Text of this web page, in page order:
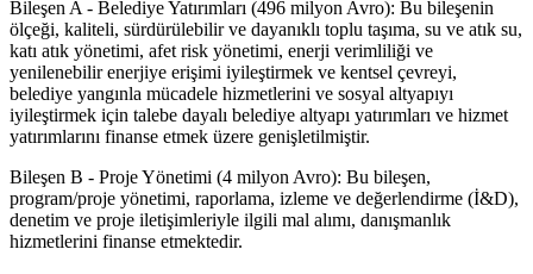
Bileşen A - Belediye Yatırımları (496 milyon Avro): Bu bileşenin
ölçeği, kaliteli, sürdürülebilir ve dayanıklı toplu taşıma, su ve atık su,
katı atık yönetimi, afet risk yönetimi, enerji verimliliği ve
yenilenebilir enerjiye erişimi iyileştirmek ve kentsel çevreyi,
belediye yangınla mücadele hizmetlerini ve sosyal altyapıyı
iyileştirmek için talebe dayalı belediye altyapı yatırımları ve hizmet
yatırımlarını finanse etmek üzere genişletilmiştir.
Bileşen B - Proje Yönetimi (4 milyon Avro): Bu bileşen,
program/proje yönetimi, raporlama, izleme ve değerlendirme (İ&D),
denetim ve proje iletişimleriyle ilgili mal alımı, danışmanlık
hizmetlerini finanse etmektedir.